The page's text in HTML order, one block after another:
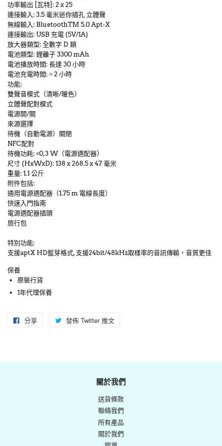
功率輸出 [瓦特]: 2 x 25
連接輸入: 3.5 毫米迷你插孔 立體聲
無線輸入: BluetoothTM 5.0 Apt-X
連接輸出: USB 充電 (5V/1A)
放大器類型: 全數字 D 類
電池類型: 鋰離子 3300 mAh
電池播放時間: 長達 30 小時
電池充電時間: ≈ 2 小時
功能:
雙聲音模式（清晰/暖色）
立體聲配對模式
電源開/關
來源選擇
待機（自動電源）關閉
NFC配對
待機功耗: <0,3 W（電源適配器）
尺寸 (HxWxD): 138 x 268.5 x 47 毫米
重量: 1.1 公斤
附件包括:
通用電源適配器（1.75 m 電線長度）
快速入門指南
電源適配器插頭
旅行包
特別功能:
支援aptX HD藍芽格式, 支援24bit/48kHz取樣率的音訊傳輸，音質更佳
保養
原裝行貨
1年代理保養
分享
Facebook
發佈 Twitter 推文
發
佈
推
文
關於我們
送貨條款
聯絡我們
所有產品
關於我們